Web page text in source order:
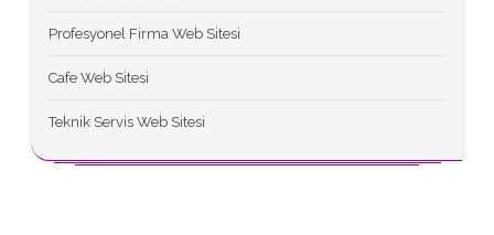
Profesyonel Firma Web Sitesi
Cafe Web Sitesi
Teknik Servis Web Sitesi